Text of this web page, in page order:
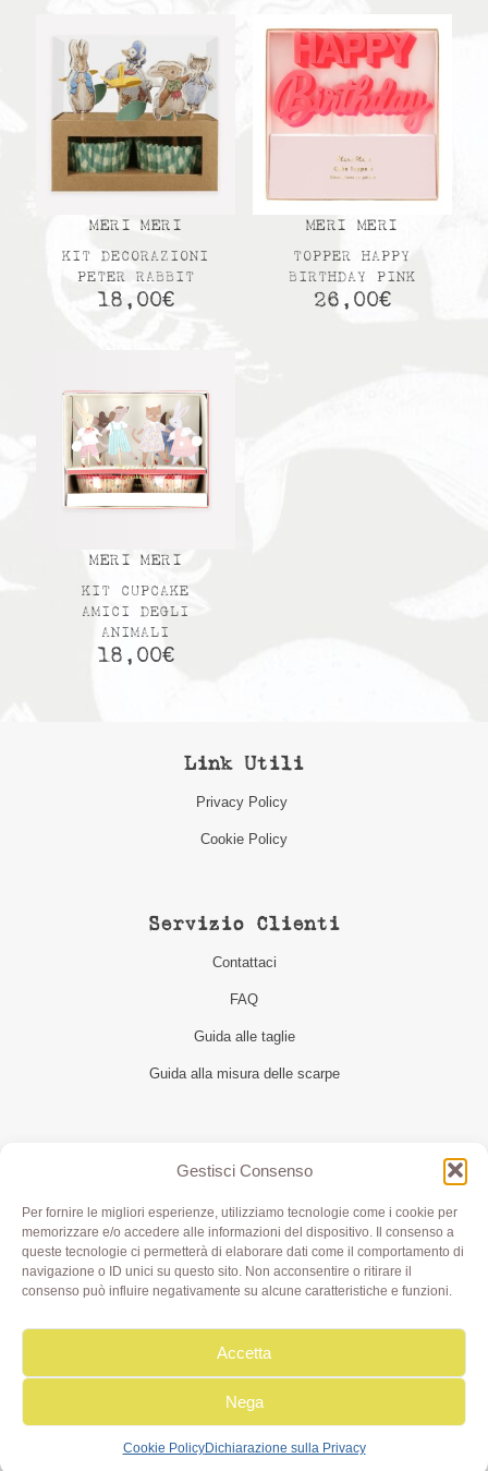
Gestisci Consenso
Per fornire le migliori esperienze, utilizziamo tecnologie come i cookie per
memorizzare e/o accedere alle informazioni del dispositivo. Il consenso a
queste tecnologie ci permetterà di elaborare dati come il comportamento di
navigazione o ID unici su questo sito. Non acconsentire o ritirare il
consenso può influire negativamente su alcune caratteristiche e funzioni.
Accetta
Nega
Cookie PolicyDichiarazione sulla Privacy
MERI MERI
KIT DECORAZIONI
PETER RABBIT
18,00€
MERI MERI
TOPPER HAPPY
BIRTHDAY PINK
26,00€
MERI MERI
KIT CUPCAKE
AMICI DEGLI
ANIMALI
18,00€
Link Utili
Privacy Policy
Cookie Policy
Servizio Clienti
Contattaci
FAQ
Guida alle taglie
Guida alla misura delle scarpe
Seguici
Olivia di Aimi Roberta | Borgo XX Marzo 6/c Parma | P.IVA
IT02499000343 - REA PR 245283 | © 2020 Olivialab. All
Rights Reserved.